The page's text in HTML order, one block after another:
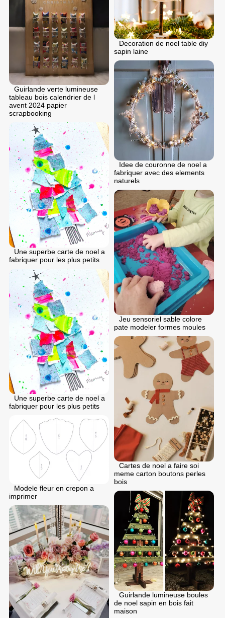
Decoration de noel table diy
sapin laine
Guirlande verte lumineuse
tableau bois calendrier de l
avent 2024 papier
scrapbooking
Idee de couronne de noel a
fabriquer avec des elements
naturels
Une superbe carte de noel a
fabriquer pour les plus petits
Jeu sensoriel sable colore
pate modeler formes moules
Une superbe carte de noel a
fabriquer pour les plus petits
Cartes de noel a faire soi
meme carton boutons perles
bois
Modele fleur en crepon a
imprimer
Guirlande lumineuse boules
de noel sapin en bois fait
maison